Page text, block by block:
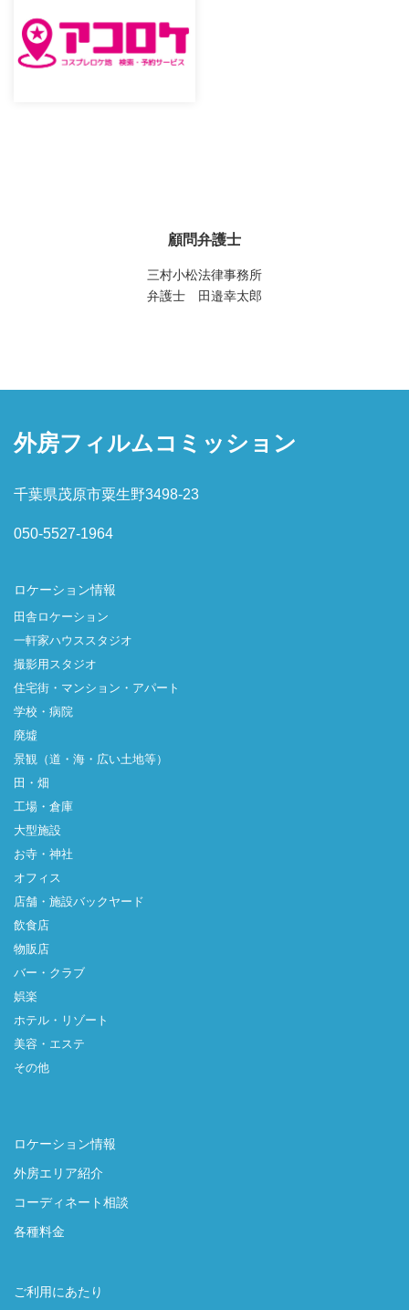
顧問弁護士
三村小松法律事務所
弁護士 田邉幸太郎
外房フィルムコミッション
千葉県茂原市粟生野3498-23
050-5527-1964
ロケーション情報
田舎ロケーション
一軒家ハウススタジオ
撮影用スタジオ
住宅街・マンション・アパート
学校・病院
廃墟
景観（道・海・広い土地等）
田・畑
工場・倉庫
大型施設
お寺・神社
オフィス
店舗・施設バックヤード
飲食店
物販店
バー・クラブ
娯楽
ホテル・リゾート
美容・エステ
その他
ロケーション情報
外房エリア紹介
コーディネート相談
各種料金
ご利用にあたり